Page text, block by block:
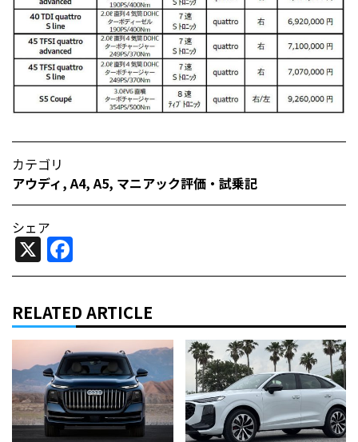
カテゴリ
アウディ,A4,A5, マニアック評価・試乗記
シェア
X
RELATED ARTICLE